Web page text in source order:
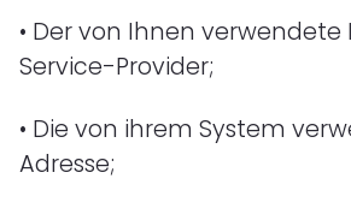
• Der von Ihnen
Service-Provider;
• Die von ihrem System
Adresse;